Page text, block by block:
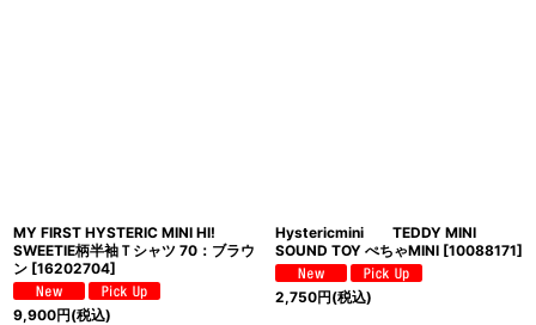
MY FIRST HYSTERIC MINI HI!
SWEETIE柄半袖Ｔシャツ 70：ブラウ
ン [16202704]
9,900円(税込)
Hystericmini TEDDY MINI
SOUND TOY ぺちゃMINI [10088171]
2,750円(税込)